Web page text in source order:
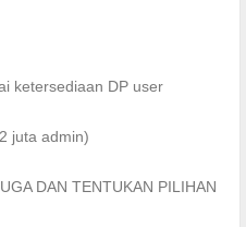
ketersediaan DP user
juta admin)
DAN TENTUKAN PILIHAN